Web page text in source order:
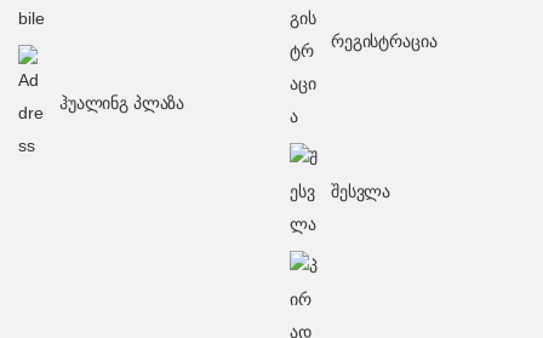
ჰუალინგ პლაზა
რეგისტრაცია
შესვლა